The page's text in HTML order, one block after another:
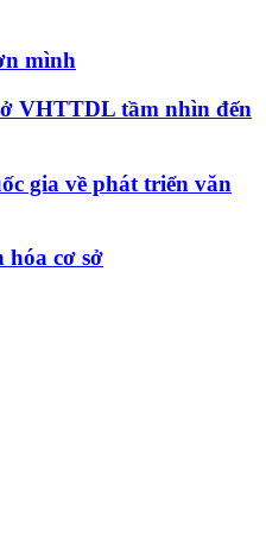
mình
VHTTDL tầm nhìn đến
gia về phát triển văn
cơ sở